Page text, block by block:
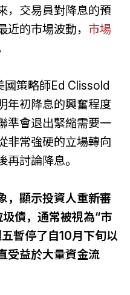
，交易員對降息的預
的市場波動， 市場
國策略師Ed Clissold
年初降息的興奮程度
準會退出緊縮需要一
非常強硬的立場轉向
討論降息。
，顯示投資人重新審
債，通常被視為“市
暫停了自10月下旬以
受益於大量資金流